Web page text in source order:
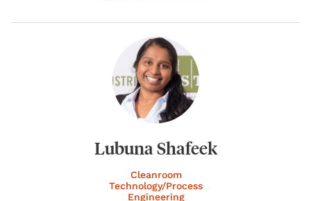
Lubuna Shafeek
Cleanroom
Technology/Process
Engineering